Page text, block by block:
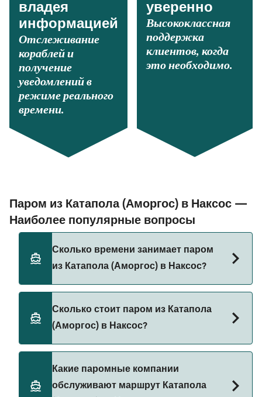
владея
информацией
Отслеживание
кораблей и
получение
уведомлений в
режиме реального
времени.
уверенно
Высококлассная
поддержка
клиентов, когда
это необходимо.
Паром из Катапола (Аморгос) в Наксос —
Наиболее популярные вопросы
Сколько времени занимает паром
из Катапола (Аморгос) в Наксос?
(Аморгос) в Наксос составляет примерно 3 ч 10
мин. Длительность рейса может меняться в
зависимости от сезона и оператора, поэтому
информацию через наш Поиск Сделок.
Сколько стоит паром из Катапола
(Аморгос) в Наксос?
сезона. Средняя цена парома из Катапола
Какие паромные компании
обслуживают маршрут Катапола